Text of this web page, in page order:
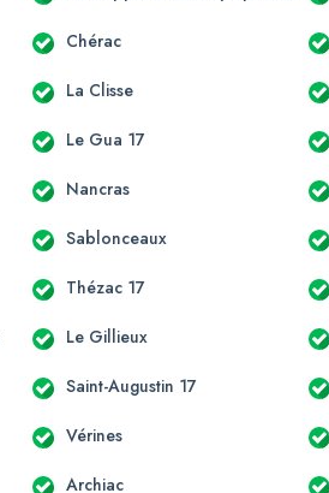
Chérac
La Clisse
Le Gua 17
Nancras
Sablonceaux
Thézac 17
Le Gillieux
Saint-Augustin 17
Vérines
Archiac